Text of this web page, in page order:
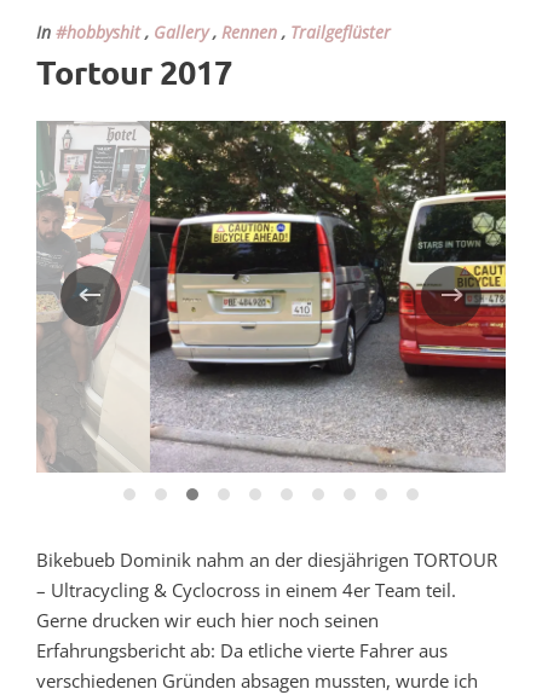
In #hobbyshit, Gallery, Rennen , Trailgeflüster
Tortour 2017
Bikebueb Dominik nahm an der diesjährigen TORTOUR
– Ultracycling & Cyclocross in einem 4er Team teil.
Gerne drucken wir euch hier noch seinen
Erfahrungsbericht ab: Da etliche vierte Fahrer aus
verschiedenen Gründen absagen mussten, wurde ich